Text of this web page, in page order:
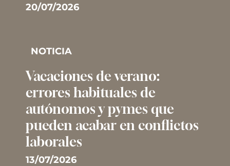
20/07/2026
NOTICIA
Vacaciones de verano:
errores habituales de
autónomos y pymes que
pueden acabar en conflictos
laborales
13/07/2026